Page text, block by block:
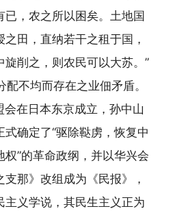
已，农之所以困矣。土地国
田，直纳若干之租于国，
削之，则农民可以大苏。”
配不均而存在之业佃矛盾。
在日本东京成立，孙中山
确定了“驱除鞑虏，恢复中
”的革命政纲，并以华兴会
那》改组成为《民报》，
主义学说，其民生主义正为